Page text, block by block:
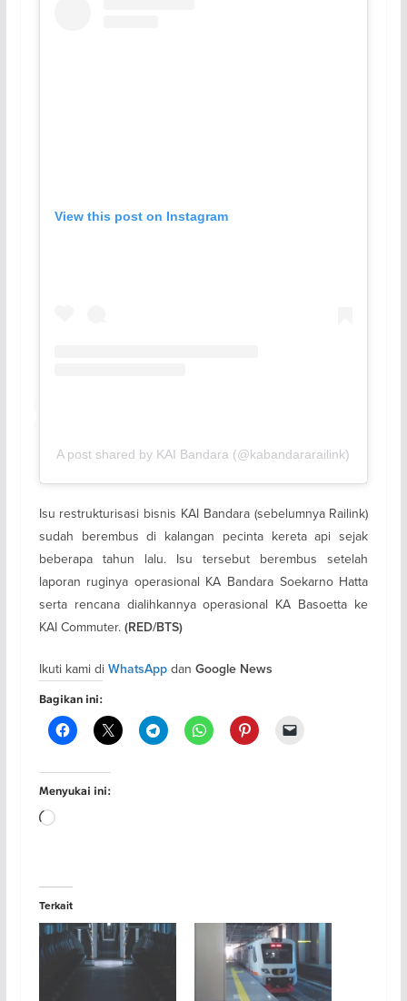
View this post on Instagram
A post shared by KAI Bandara (@kabandararailink)
Isu restrukturisasi bisnis KAI Bandara (sebelumnya Railink)
sudah berembus di kalangan pecinta kereta api sejak
beberapa tahun lalu. Isu tersebut berembus setelah
laporan ruginya operasional KA Bandara Soekarno Hatta
serta rencana dialihkannya operasional KA Basoetta ke
KAI Commuter. (RED/BTS)
Ikuti kami di WhatsAppdan Google News
Bagikan ini:
Menyukai ini:
Memuat...
Terkait